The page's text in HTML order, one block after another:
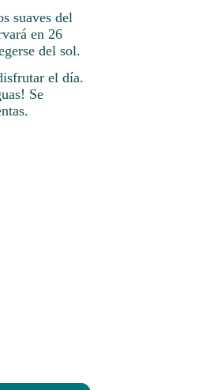
suaves del
en 26
del sol.
el día.
Se